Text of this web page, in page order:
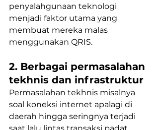
penyalahgunaan teknologi
menjadi faktor utama yang
membuat mereka malas
menggunakan QRIS.
2. Berbagai permasalahan
tekhnis dan infrastruktur
Permasalahan tekhnis misalnya
soal koneksi internet apalagi di
daerah hingga seringnya terjadi